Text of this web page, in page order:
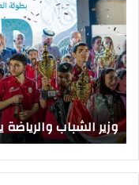
والرياضة
يهنئ
منتخب
مصر
للشطرنج
وزير الشباب